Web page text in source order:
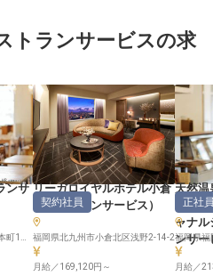
トランサービスの求
ンサ リーガロイヤルホテル小倉
（レストランサービス ）
契約社員
福岡県北九州市小倉北区浅野2-14-2
月給／169,120円～
天然温
ーイ
ャナル
ンサー
正社員
福岡県福
月給／